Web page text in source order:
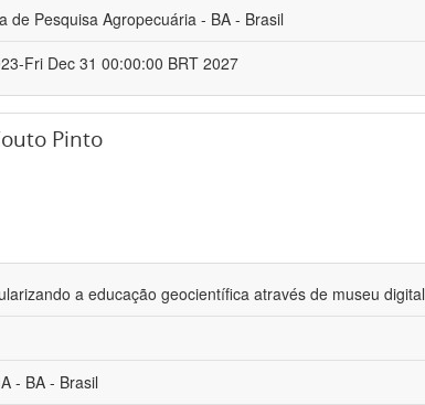
de Pesquisa Agropecuária - BA - Brasil
Fri Dec 31 00:00:00 BRT 2027
Pinto
a educação geocientífica através de museu digital
- BA - Brasil